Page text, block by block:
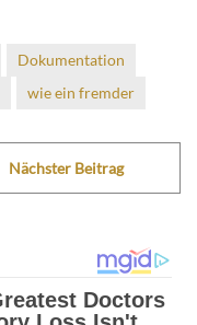
Dokumentation
wie ein fremder
Nächster Beitrag